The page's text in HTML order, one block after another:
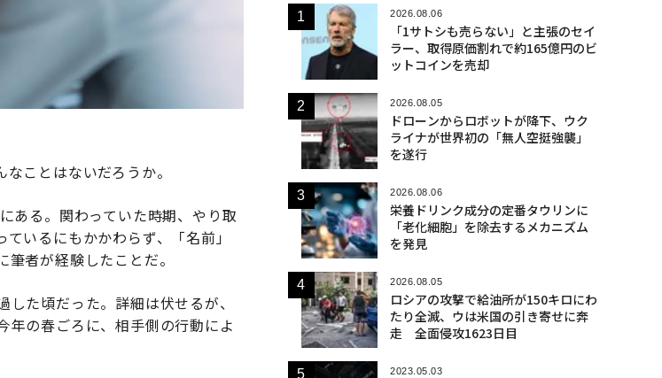
ことはないだろうか。
ある。関わっていた時期、やり取
いるにもかかわらず、「名前」
者が経験したことだ。
た頃だった。詳細は伏せるが、
年の春ごろに、相手側の行動によ
2026.08.06
「1サトシも売らない」と主張のセイ
ラー、取得原価割れで約165億円のビ
ットコインを売却
2026.08.05
ドローンからロボットが降下、ウク
ライナが世界初の「無人空挺強襲」
を遂行
2026.08.06
栄養ドリンク成分の定番タウリンに
「老化細胞」を除去するメカニズム
を発見
2026.08.05
ロシアの攻撃で給油所が150キロにわ
たり全滅、ウは米国の引き寄せに奔
走 全面侵攻1623日目
2023.05.03